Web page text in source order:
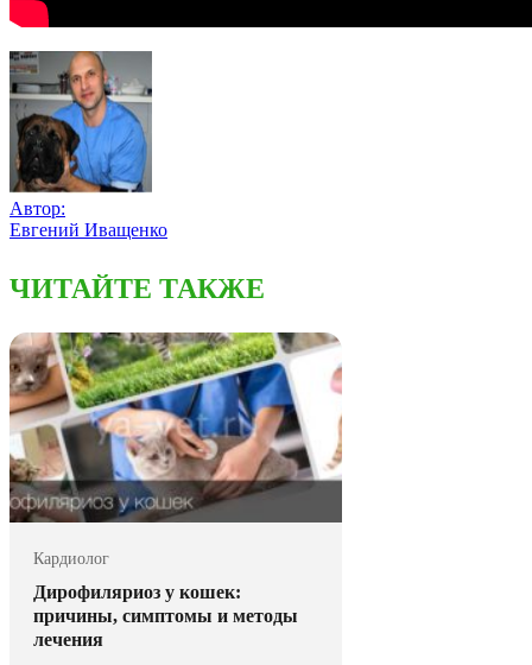
Автор:
Евгений Иващенко
ЧИТАЙТЕ ТАКЖЕ
Кардиолог
Дирофиляриоз у кошек:
причины, симптомы и методы
лечения